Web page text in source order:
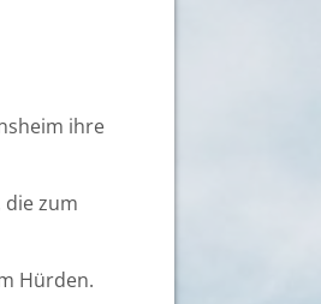
ihre
die zum
Hürden.